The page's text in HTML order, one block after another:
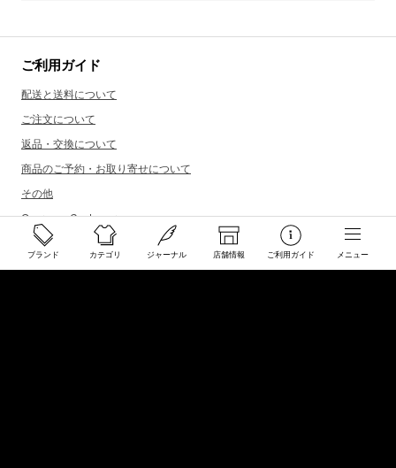
ブランド カテゴリ ジャーナル 店舗情報 ご利用ガイド メニュー
ご利用ガイド
配送と送料について
ご注文について
返品・交換について
商品のご予約・お取り寄せについて
その他
Overseas Customers